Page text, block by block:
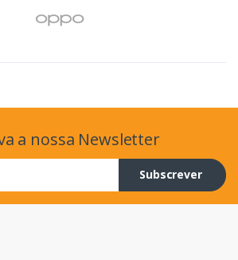
a nossa Newsletter
Subscrever